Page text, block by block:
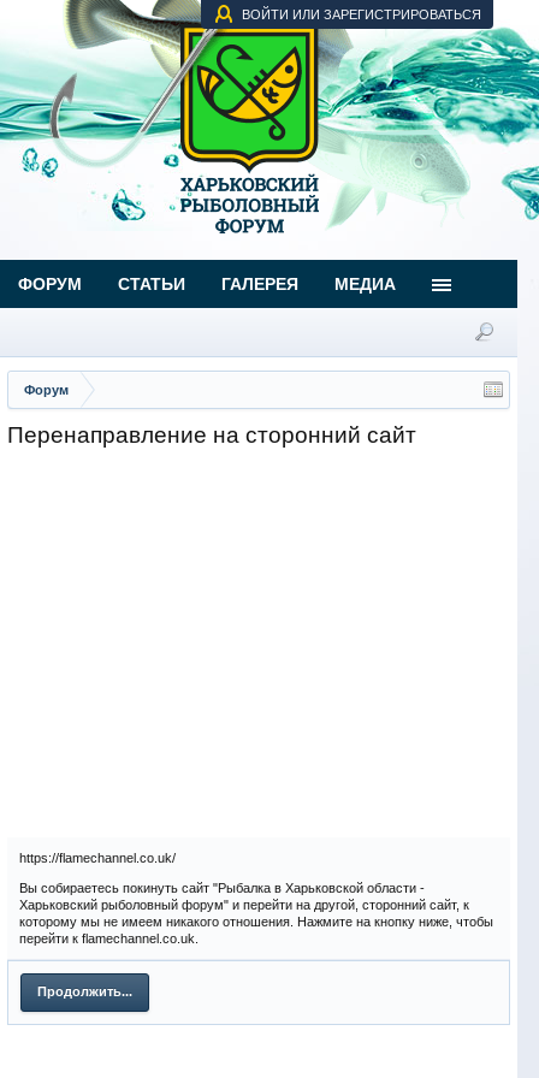
ВОЙТИ ИЛИ ЗАРЕГИСТРИРОВАТЬСЯ
Форум
Перенаправление на сторонний сайт
https://flamechannel.co.uk/
Вы собираетесь покинуть сайт "Рыбалка в Харьковской области -
Харьковский рыболовный форум" и перейти на другой, сторонний сайт, к
которому мы не имеем никакого отношения. Нажмите на кнопку ниже, чтобы
перейти к flamechannel.co.uk.
Продолжить...
ФОРУМ СТАТЬИ ГАЛЕРЕЯ МЕДИА